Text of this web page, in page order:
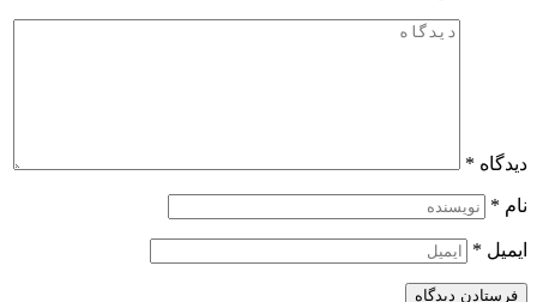
دیدگاه *
نام *
ایمیل *